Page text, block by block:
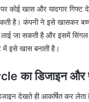
कोई खास और यादगार गिफ्ट
है। कंपनी ने इसे खासकर
जा सकती है और इसमें सिंगल
में इसे खास बनाती है।
का डिजाइन और
देखते ही आकर्षित कर